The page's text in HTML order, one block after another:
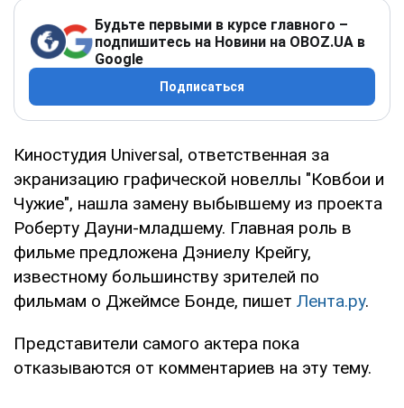
Будьте первыми в курсе главного –
подпишитесь на Новини на OBOZ.UA в
Google
Подписаться
Киностудия Universal, ответственная за
экранизацию графической новеллы "Ковбои и
Чужие", нашла замену выбывшему из проекта
Роберту Дауни-младшему. Главная роль в
фильме предложена Дэниелу Крейгу,
известному большинству зрителей по
фильмам о Джеймсе Бонде, пишет Лента.ру.
Представители самого актера пока
отказываются от комментариев на эту тему.